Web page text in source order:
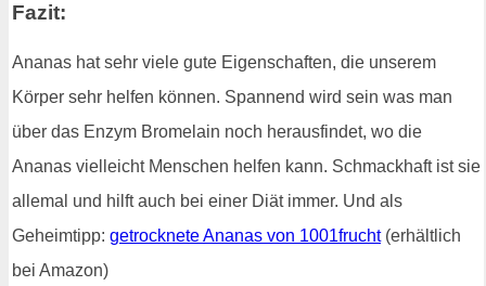
Fazit:
Ananas hat sehr viele gute Eigenschaften, die unserem
Körper sehr helfen können. Spannend wird sein was man
über das Enzym Bromelain noch herausfindet, wo die
Ananas vielleicht Menschen helfen kann. Schmackhaft ist sie
allemal und hilft auch bei einer Diät immer. Und als
Geheimtipp: getrocknete Ananas von 1001frucht(erhältlich
bei Amazon)